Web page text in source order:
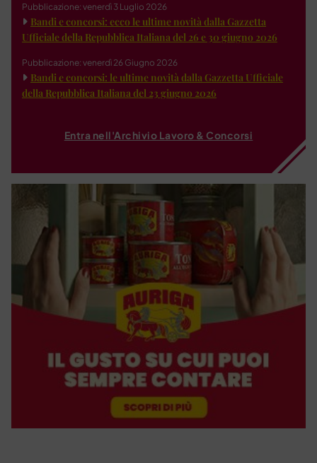
Pubblicazione: venerdì 3 Luglio 2026
Bandi e concorsi: ecco le ultime novità dalla Gazzetta
Ufficiale della Repubblica Italiana del 26 e 30 giugno 2026
Pubblicazione: venerdì 26 Giugno 2026
Bandi e concorsi: le ultime novità dalla Gazzetta Ufficiale
della Repubblica Italiana del 23 giugno 2026
Entra nell'Archivio Lavoro & Concorsi